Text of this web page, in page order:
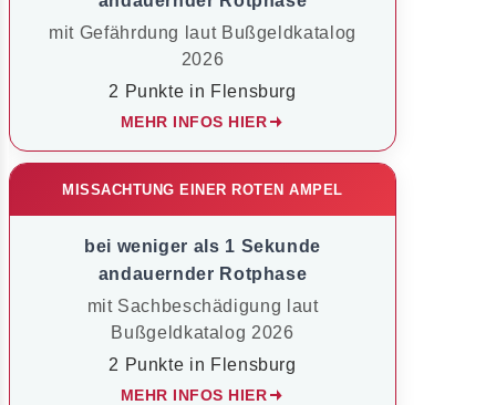
mit Gefährdung laut Bußgeldkatalog
2026
2 Punkte in Flensburg
MEHR INFOS HIER
MISSACHTUNG EINER ROTEN AMPEL
bei weniger als 1 Sekunde
andauernder Rotphase
mit Sachbeschädigung laut
Bußgeldkatalog 2026
2 Punkte in Flensburg
MEHR INFOS HIER